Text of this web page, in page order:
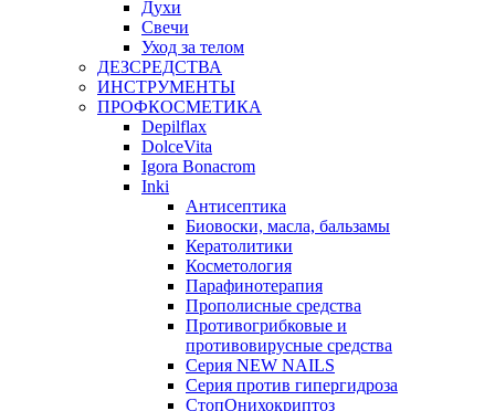
Духи
Свечи
Уход за телом
ДЕЗСРЕДСТВА
ИНСТРУМЕНТЫ
ПРОФКОСМЕТИКА
Depilflax
DolceVita
Igora Bonacrom
Inki
Антисептика
Биовоски, масла, бальзамы
Кератолитики
Косметология
Парафинотерапия
Прополисные средства
Противогрибковые и
противовирусные средства
Серия NEW NAILS
Серия против гипергидроза
СтопОнихокриптоз